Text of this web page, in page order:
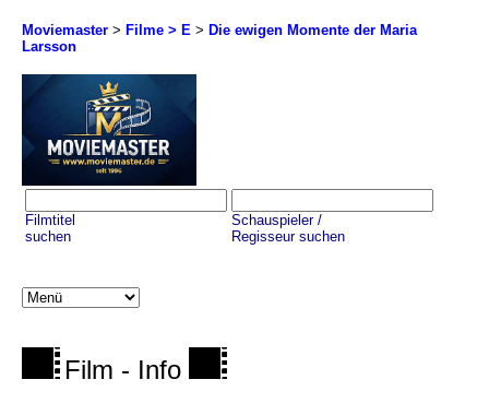
Moviemaster > Filme > E > Die ewigen Momente der Maria
Larsson
Filmtitel
suchen
Schauspieler /
Regisseur suchen
Film - Info